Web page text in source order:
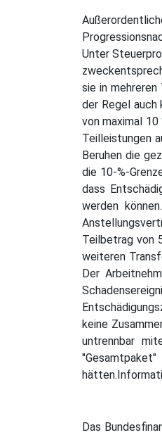
Unter
sie in
der Regel auch
von maximal
Teilleistungen
Beruhen die
die 10-%-
dass
werden
Teilbetrag von
weiteren
Der
keine
untrennbar
Das